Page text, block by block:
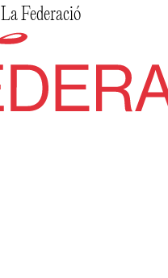
La Federació